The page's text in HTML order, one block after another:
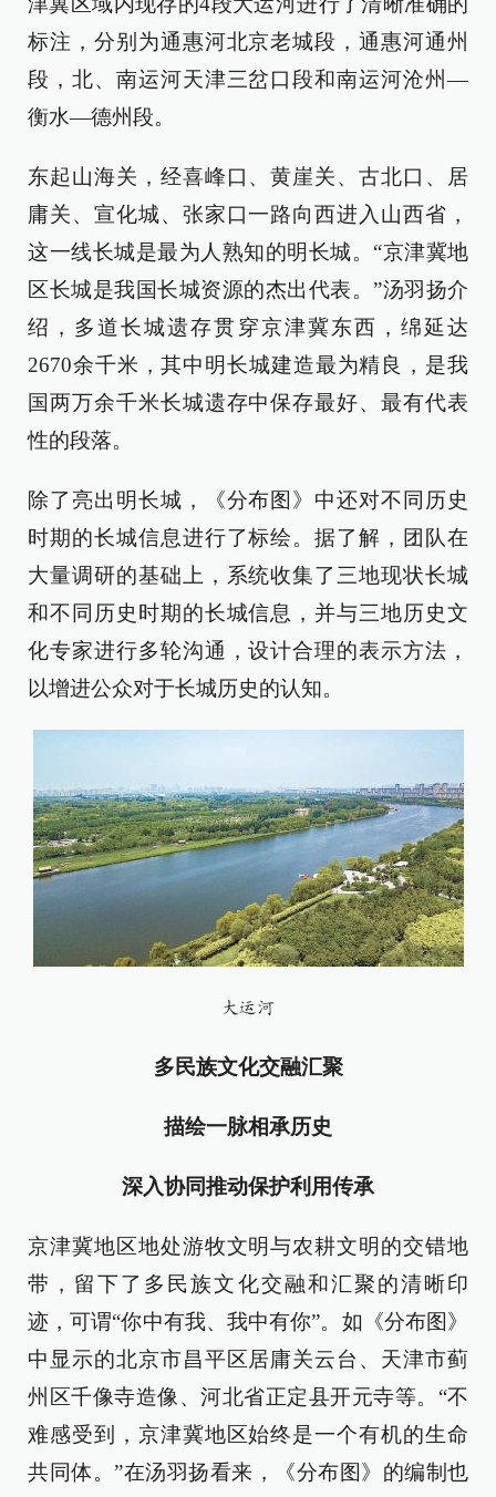
标注，分别为通惠河北京老城段，通惠河通州
段，北、南运河天津三岔口段和南运河沧州—
衡水—德州段。
东起山海关，经喜峰口、黄崖关、古北口、居
庸关、宣化城、张家口一路向西进入山西省，
这一线长城是最为人熟知的明长城。“京津冀地
区长城是我国长城资源的杰出代表。”汤羽扬介
绍，多道长城遗存贯穿京津冀东西，绵延达
2670余千米，其中明长城建造最为精良，是我
国两万余千米长城遗存中保存最好、最有代表
性的段落。
除了亮出明长城，《分布图》中还对不同历史
时期的长城信息进行了标绘。据了解，团队在
大量调研的基础上，系统收集了三地现状长城
和不同历史时期的长城信息，并与三地历史文
化专家进行多轮沟通，设计合理的表示方法，
以增进公众对于长城历史的认知。
大运河
多民族文化交融汇聚
描绘一脉相承历史
深入协同推动保护利用传承
京津冀地区地处游牧文明与农耕文明的交错地
带，留下了多民族文化交融和汇聚的清晰印
迹，可谓“你中有我、我中有你”。如《分布图》
中显示的北京市昌平区居庸关云台、天津市蓟
州区千像寺造像、河北省正定县开元寺等。“不
难感受到，京津冀地区始终是一个有机的生命
共同体。”在汤羽扬看来，《分布图》的编制也